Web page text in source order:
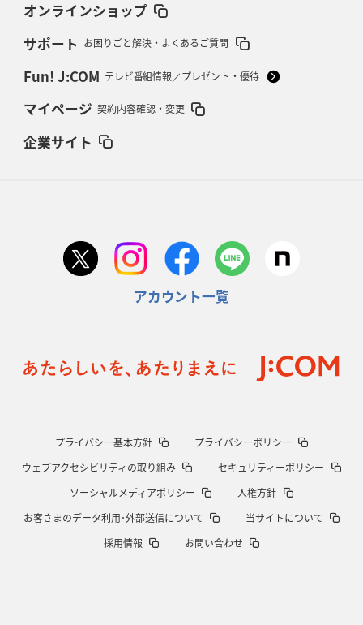
オンラインショップ
サポート お困りごと解決・よくあるご質問
Fun! J:COM テレビ番組情報／プレゼント・優待
マイページ 契約内容確認・変更
企業サイト
アカウント一覧
プライバシー基本方針
プライバシーポリシー
ウェブアクセシビリティの取り組み
セキュリティーポリシー
ソーシャルメディアポリシー
人権方針
お客さまのデータ利用･外部送信について
当サイトについて
採用情報
お問い合わせ